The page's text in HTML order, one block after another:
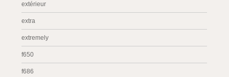
extérieur
extra
extremely
f650
f686